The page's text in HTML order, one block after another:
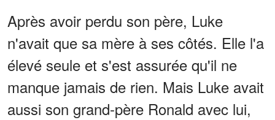
Après avoir perdu son père, Luke
n'avait que sa mère à ses côtés. Elle l'a
élevé seule et s'est assurée qu'il ne
manque jamais de rien. Mais Luke avait
aussi son grand-père Ronald avec lui,